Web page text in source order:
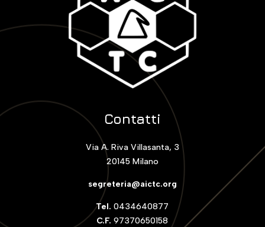
Contatti
Via A. Riva Villasanta, 3
20145 Milano
segreteria@aictc.org
Tel. 0434640877
C.F. 97370650158